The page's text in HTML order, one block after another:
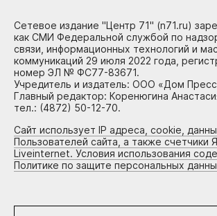
Сетевое издание "Центр 71" (n71.ru)
как СМИ Федеральной службой по
связи, информационных технологий и
коммуникаций 29 июля 2022 года,
номер ЭЛ № ФС77-83671.
Учредитель и издатель: ООО «Дом
Главный редактор: Коренюгина
тел.: (4872) 50-12-70.
Сайт использует IP адреса, cookie,
Пользователей сайта, а также счетчики
Liveinternet. Условия использования
Политике по защите персональных